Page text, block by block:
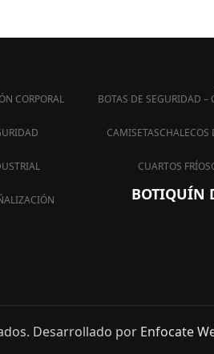
CORPORAL BOTAS DE SEGURIDAD
CAMISETASCHALECOS
CUARTOS FRÍOS
BOTIQUÍN
Desarrollado por Enfocate